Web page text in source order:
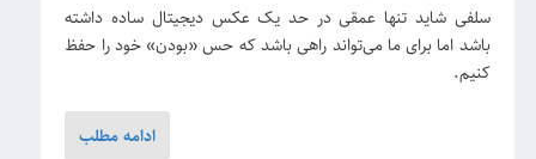
سلفی شاید تنها عمقی در حد یک عکس دیجیتال ساده داشته
باشد اما برای ما می‌تواند راهی باشد که حس «بودن» خود را حفظ
کنیم.
ادامه مطلب